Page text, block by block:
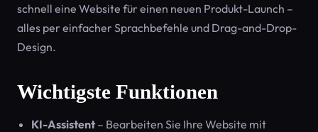
schnell eine Website für einen neuen Produkt-Launch –
alles per einfacher Sprachbefehle und Drag-and-Drop-
Design.
Wichtigste Funktionen
KI-Assistent– Bearbeiten Sie Ihre Website mit